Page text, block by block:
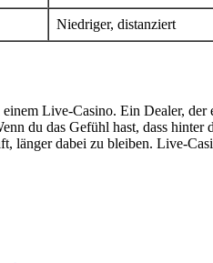
Niedriger, distanziert
Live-Casino. Ein Dealer,
du das Gefühl hast, dass
länger dabei zu bleiben. Live-